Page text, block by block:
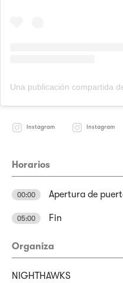
Instagram Instagram
Horarios
00:00 Apertura de
05:00 Fin
Organiza
NIGHTHAWKS